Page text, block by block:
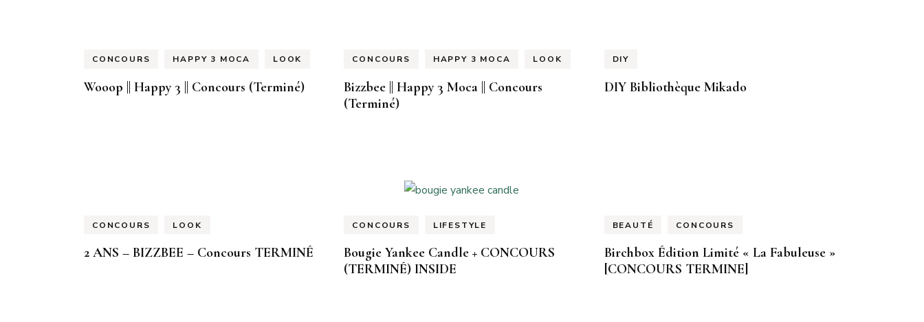
CONCOURS HAPPY 3 MOCA LOOK
Wooop || Happy 3 || Concours (Terminé)
CONCOURS HAPPY 3 MOCA LOOK
Bizzbee || Happy 3 Moca || Concours
(Terminé)
DIY
DIY Bibliothèque Mikado
CONCOURS LOOK
2 ANS – BIZZBEE – Concours TERMINÉ
CONCOURS LIFESTYLE
Bougie Yankee Candle + CONCOURS
(TERMINÉ) INSIDE
BEAUTÉ CONCOURS
Birchbox Édition Limité « La Fabuleuse »
[CONCOURS TERMINE]